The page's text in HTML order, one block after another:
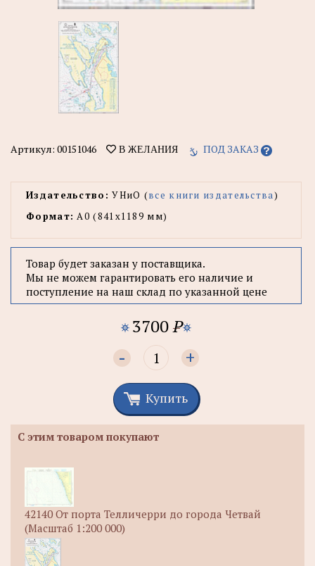
Артикул: 00151046 В ЖЕЛАНИЯ ПОД ЗАКАЗ
Издательство: УНиО (все книги издательства)
Формат: А0 (841x1189 мм)
Товар будет заказан у поставщика.
Мы не можем гарантировать его наличие и
поступление на наш склад по указанной цене
3700P
- +
Купить
С этим товаром покупают
42140 От порта Телличерри до города Четвай
(Масштаб 1:200 000)